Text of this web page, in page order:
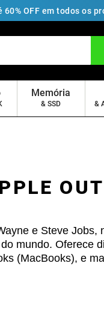
60% OFF em todos os
Memória
& SSD &
e Steve Jobs,
mundo. Oferece
(MacBooks), e